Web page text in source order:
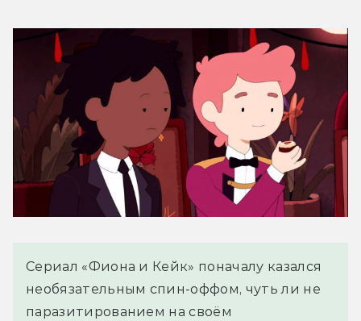
Сериал «Фиона и Кейк» поначалу казался
необязательным спин-оффом, чуть ли не
паразитированием на своём